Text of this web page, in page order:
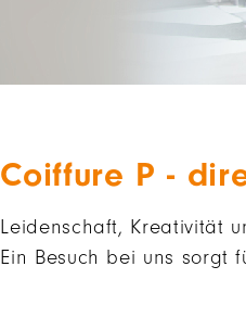
Coiffure P -
Leidenschaft, Kreativität
Ein Besuch bei uns sorgt